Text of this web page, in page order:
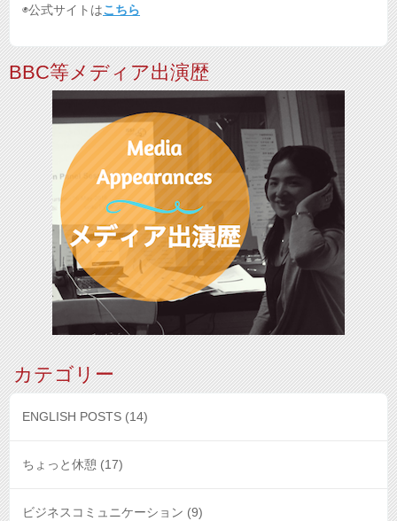
◉公式サイトはこちら
BBC等メディア出演歴
カテゴリー
ENGLISH POSTS (14)
ちょっと休憩 (17)
ビジネスコミュニケーション (9)